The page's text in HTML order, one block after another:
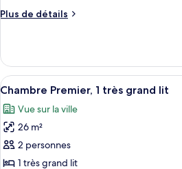
chambre :
2
grands
lits,
en
coin
Plus de détails
Plus
Chambre
Premier,
2
lits,
en
coin
Afficher
toutes
les
photos
pour
ce
Une
5
Chambre Premier, 1 très grand lit
Vue sur la ville
26 m²
2 personnes
1 très grand lit